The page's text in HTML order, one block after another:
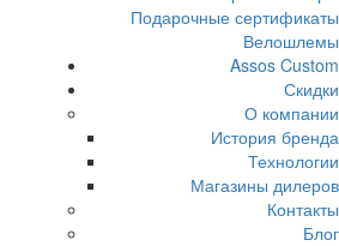
Подарочные сертификаты
Велошлемы
Assos Custom
Скидки
О компании
История бренда
Технологии
Магазины дилеров
Контакты
Блог